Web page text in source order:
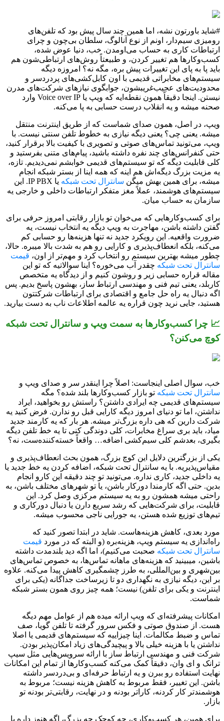
#شاید باورتون نشه، اما همین چند سال پیش بود که تلفن‌های
رومیزی سیم‌دار، اونم از نوع آنالوگ، سلطان بی‌چون و چرای
ارتباطات کاری به حساب می‌اومدن. خب، دنیا عوض شده،
کسب‌وکارها هم تغییر کردن، و طبیعتاً روش‌های ارتباطی‌شون هم
باید پا به پای این تغییرات پیش بره، مگه نه؟ امروزه دیگه
سیستم‌های مخابراتی قدیمی با اون کابل‌کشی‌های پردردسر و
محدودیت‌های عجیب‌غریبشون، جوابگوی نیازهای شرکت‌های مدرن
نیستن. اینجا دقیقاً همون نقطه‌ایه که ویپ یا Voice over IP وارد
صحنه میشه و یه انقلاب درست حسابی به پا می‌کنه.
ویپ، در اصل، همون صدای شماست که از طریق اینترنت منتقل
میشه. یعنی چی؟ یعنی دیگه نیازی به خطوط تلفن سنتی نیست. با
ویپ، می‌تونید تماس‌های صوتی و تصویری با کیفیت بالا برقرار کنید،
حتی کنفرانس‌های چند نفره داشته باشید، پیام‌های متنی بفرستید و
کلی قابلیت دیگه که تو سیستم‌های قدیمی خوابشم نمی‌دیدیم. تازه،
یه مزیت بزرگ دیگه‌اش هم اینه که همه اینا از بستر شبکه انجام
میشه، برای همین بهش میگن سانترال تحت شبکه
یا IP PBX. این
سیستم‌های هوشمند، عملاً مغز متفکر ارتباطات داخلی و خارجی یه
سازمان به حساب میان.
برای کسب‌وکارهایی که می‌خوان تو بازار رقابتی امروز حرفی برای
گفتن داشته باشن، مهاجرت به ویپ دیگه یه انتخاب نیست، یه
ضرورت واقعیه. این رویکرد جدید نه تنها هزینه‌ها رو حسابی کم
می‌کنه، بلکه انعطاف‌پذیری و کارایی رو هم به شدت بالا میبره. حالا،
چطور میشه بهترین سیستم رو انتخاب کرد و مهم‌تر از اون، قیمت
سانترال تحت شبکه چقدر آب می‌خوره؟ اینا سوالاتیه که تو این
مقاله قراره حسابی زیر و روشون کنیم و از دیدگاه یه متخصص
کاربلد، یعنی تیم فنی و مهندسی ارتباط ساز، بهشون پاسخ بدیم. پس
اگه دنبال یه راه حل جامع و اقتصادی برای ارتباطات شرکتتون
هستید، جایی نرید چون قراره یه عالمه اطلاعات ناب به دست بیارید.
📈 چرا کسب‌وکارها به سمت ویپ و سانترال تحت شبکه
کوچ می‌کنن؟
خب، سوال اصلی اینجاست: اصلاً چرا اینقدر سر و صدای ویپ و
سانترال تحت شبکه تو بازار کسب‌وکارها بلند شده؟ مگه
سیستم‌های قدیمی چه ایرادی داشتن؟ راستش رو بخواهید، ایراد
نداشتن، اما تو دنیای امروز دیگه کارایی قبل رو ندارن. فرض کنید یه
شرکت دارین که هی داره بزرگ‌تر میشه. هر بار که یه کارمند جدید
میاد، باید بری سراغ مخابرات، کلی دوندگی کنی تا یه خط تلفن دیگه
بگیری، بعدشم کلی سیم‌کشی اضافه… واقعاً خسته‌کننده‌ست، نه؟
یکی از بزرگترین دلایل این کوچ بزرگ، همون بحث انعطاف‌پذیری و
مقیاس‌پذیریه. با یه سانترال تحت شبکه، اضافه کردن یه خط جدید یا
یه داخلی جدید، کاری نداره. می‌تونید تو چند دقیقه این کارو انجام
بدین. حتی اگه کارمندا دورکار باشن، یا تو شهرهای مختلف باشن، به
راحتی میشه همشون رو به یه سیستم مرکزی وصل کرد. این
قابلیت، برای شرکت‌هایی که رشد سریع دارن یا دنبال دورکاری و
تیم‌های توزیع شده هستن، یه جورایی ناجی محسوب میشه.
مورد بعدی، کاهش هزینه‌هاست. شاید در ابتدا تصور کنید که
راه‌اندازی یه سیستم ویپ، هزینه‌بره (و البته که در مورد قیمت
سانترال تحت شبکه صحبت می‌کنیم)، اما اگه دید بلندمدت داشته
باشین، میبینید که هزینه‌های ماهانه تماس‌ها، به خصوص تماس‌های
بین‌شهری و بین‌المللی، به طرز چشمگیری کاهش پیدا می‌کنه. علاوه
بر این، دیگه نیازی به نگهداری دو تا زیرساخت جداگانه (یکی برای
اینترنت و یکی برای تلفن) نیست؛ همه چیز روی همون بستر شبکه
شماست.
امکانات پیشرفته‌ای که ویپ ارائه میده هم از عوامل مهم دیگه
هست. از صندوق صوتی و فکس سرور گرفته تا تلفن گویا، صف
تماس و ضبط مکالمات. اینا چیزاییه که سیستم‌های قدیمی یا اصلا
نداشتن یا با هزینه خیلی بالا و پیچیدگی‌های زیاد امکان‌پذیر بودن.
شرکت فنی و مهندسی ارتباط ساز با ارائه سرویس‌هایی مثل سیپ
ترانک و ای وان، دقیقاً کمک می‌کنه کسب‌وکارها از تمام این امکانات
نهایت استفاده رو ببرن و یه ارتباط حرفه‌ای و بی‌دردسر داشته
باشن. این تغییر، فقط مربوط به کاهش هزینه نیست؛ مربوط به
هوشمندتر کار کردنه، کاراتر بودنه و در نهایت، رقابتی‌تر بودنه تو
بازار.
برای همین، هر کسب‌وکاری، چه کوچک چه بزرگ، اگه هنوز داره با